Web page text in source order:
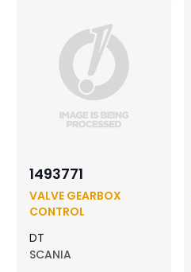
1493771
VALVE GEARBOX
CONTROL
DT
SCANIA